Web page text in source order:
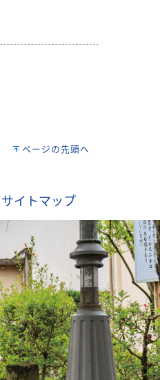
ページの先頭へ
サイトマップ